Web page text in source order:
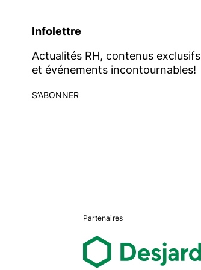
Infolettre
Actualités RH, contenus exclusifs
et événements incontournables!
S’ABONNER
Partenaires